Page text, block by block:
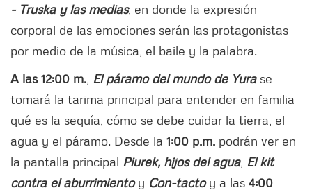
- Truska y las medias, en donde la expresión
corporal de las emociones serán las protagonistas
por medio de la música, el baile y la palabra.
A las 12:00 m. El páramo del mundo de Yurase
tomará la tarima principal para entender en familia
qué es la sequía, cómo se debe cuidar la tierra, el
agua y el páramo. Desde la 1:00 p.m. podrán ver en
la pantalla principal Piurek, hijos del agua, El kit
contra el aburrimientoy Con-tactoy a las 4:00